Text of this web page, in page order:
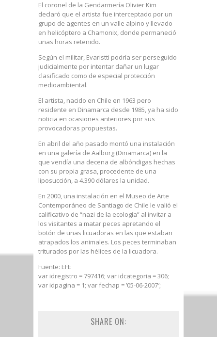
El coronel de la Gendarmería Olivier Kim
declaró que el artista fue interceptado por un
grupo de agentes en un valle alpino y llevado
en helicóptero a Chamonix, donde permaneció
unas horas retenido.
Según el militar, Evaristti podría ser perseguido
judicialmente por intentar dañar un lugar
clasificado como de especial protección
medioambiental.
El artista, nacido en Chile en 1963 pero
residente en Dinamarca desde 1985, ya ha sido
noticia en ocasiones anteriores por sus
provocadoras propuestas.
En abril del año pasado montó una instalación
en una galería de Aalborg (Dinamarca) en la
que vendía una decena de albóndigas hechas
con su propia grasa, procedente de una
liposucción, a 4.390 dólares la unidad.
En 2000, una instalación en el Museo de Arte
Contemporáneo de Santiago de Chile le valió el
calificativo de “nazi de la ecología” al invitar a
los visitantes a matar peces apretando el
botón de unas licuadoras en las que estaban
atrapados los animales. Los peces terminaban
triturados por las hélices de la licuadora.
Fuente: EFE
var idregistro = 797416; var idcategoria = 306;
var idpagina = 1; var fechap = ’05-06-2007′;
SHARE ON: